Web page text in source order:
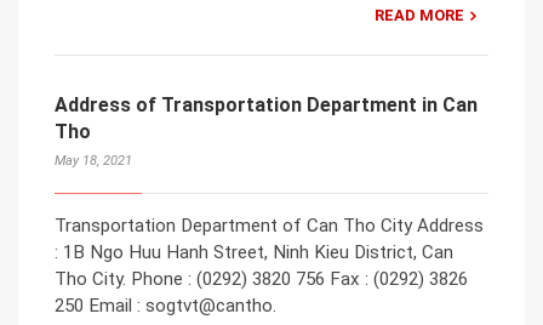
READ MORE
Address of Transportation Department in Can
Tho
May 18, 2021
Transportation Department of Can Tho City Address
: 1B Ngo Huu Hanh Street, Ninh Kieu District, Can
Tho City. Phone : (0292) 3820 756 Fax : (0292) 3826
250 Email : sogtvt@cantho.